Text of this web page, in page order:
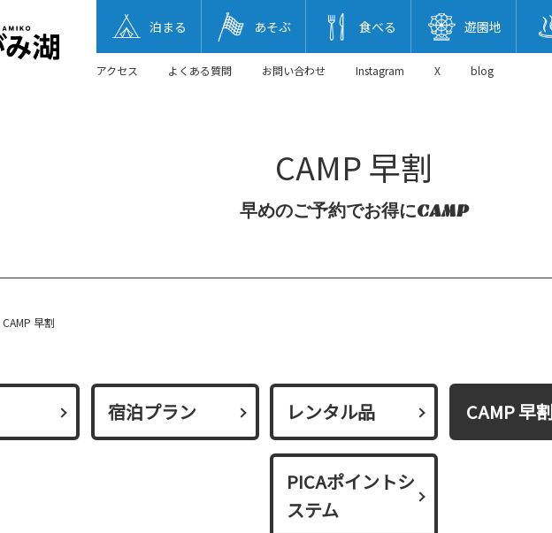
泊まる あそぶ 食べる 遊園地
アクセス よくある質問 お問い合わせ Instagram X blog
CAMP 早割
早めのご予約でお得にCAMP
CAMP 早割
宿泊プラン レンタル品 CAMP 早
PICAポイントシ
ステム